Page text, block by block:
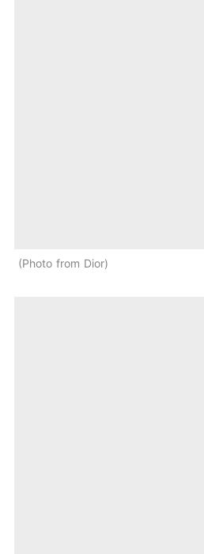
Photo from Dior